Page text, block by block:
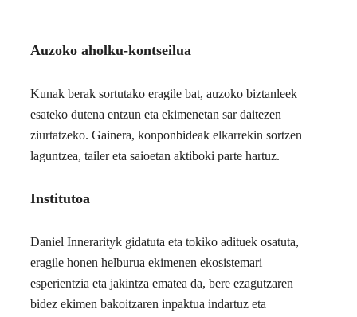
Auzoko aholku-kontseilua
Kunak berak sortutako eragile bat, auzoko biztanleek
esateko dutena entzun eta ekimenetan sar daitezen
ziurtatzeko. Gainera, konponbideak elkarrekin sortzen
laguntzea, tailer eta saioetan aktiboki parte hartuz.
Institutoa
Daniel Innerarityk gidatuta eta tokiko adituek osatuta,
eragile honen helburua ekimenen ekosistemari
esperientzia eta jakintza ematea da, bere ezagutzaren
bidez ekimen bakoitzaren inpaktua indartuz eta